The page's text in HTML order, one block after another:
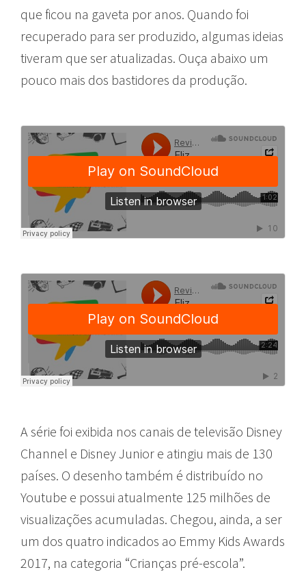
que ficou na gaveta por anos. Quando foi
recuperado para ser produzido, algumas ideias
tiveram que ser atualizadas. Ouça abaixo um
pouco mais dos bastidores da produção.
A série foi exibida nos canais de televisão Disney
Channel e Disney Junior e atingiu mais de 130
países. O desenho também é distribuído no
Youtube e possui atualmente 125 milhões de
visualizações acumuladas. Chegou, ainda, a ser
um dos quatro indicados ao Emmy Kids Awards
2017, na categoria “Crianças pré-escola”.